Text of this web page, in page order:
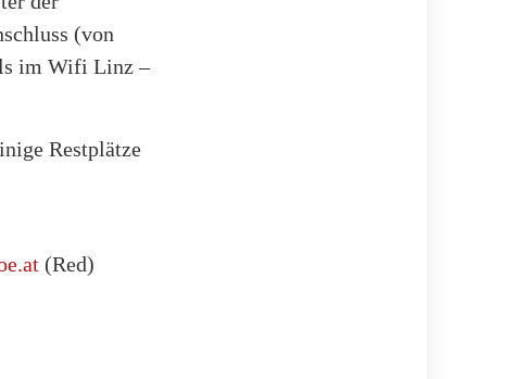
(von
im Wifi Linz –
Restplätze
(Red)